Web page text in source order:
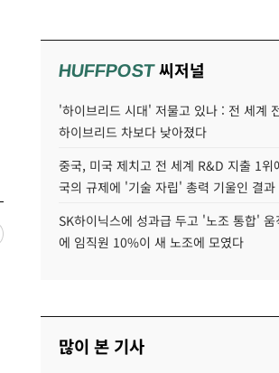
HUFFPOST씨저널
'하이브리드 시대' 저물고 있나 : 전 세계
하이브리드 차보다 낮아졌다
중국, 미국 제치고 전 세계 R&D 지출 1위
국의 규제에 '기술 자립' 총력 기울인 결과
SK하이닉스에 성과급 두고 '노조 통합'
에 임직원 10%이 새 노조에 모였다
많이 본 기사